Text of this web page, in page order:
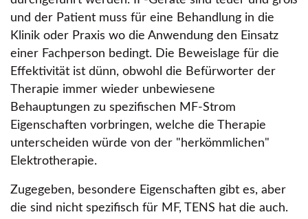
und der Patient muss für eine Behandlung in die
Klinik oder Praxis wo die Anwendung den Einsatz
einer Fachperson bedingt. Die Beweislage für die
Effektivität ist dünn, obwohl die Befürworter der
Therapie immer wieder unbewiesene
Behauptungen zu spezifischen MF-Strom
Eigenschaften vorbringen, welche die Therapie
unterscheiden würde von der
herkömmlichen
Elektrotherapie.
Zugegeben, besondere Eigenschaften gibt es, aber
die sind nicht spezifisch für MF, TENS hat die auch.